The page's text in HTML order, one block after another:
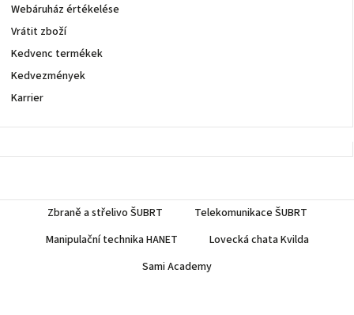
Webáruház értékelése
Vrátit zboží
Kedvenc termékek
Kedvezmények
Karrier
Zbraně a střelivo ŠUBRT
Telekomunikace ŠUBRT
Manipulační technika HANET
Lovecká chata Kvilda
Sami Academy